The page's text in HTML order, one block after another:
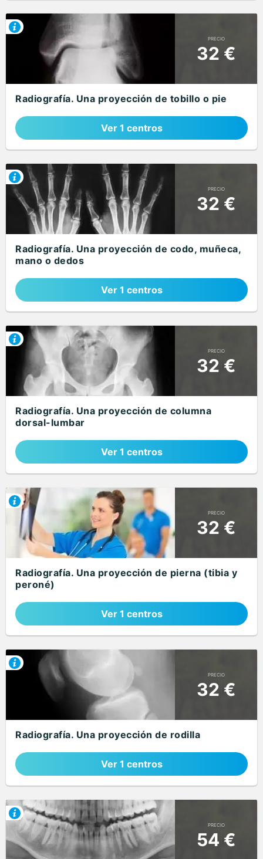
PRECIO
32 €
Radiografía. Una proyección de tobillo o pie
Ver 1 centros
PRECIO
32 €
Radiografía. Una proyección de codo, muñeca,
mano o dedos
Ver 1 centros
PRECIO
32 €
Radiografía. Una proyección de columna
dorsal-lumbar
Ver 1 centros
PRECIO
32 €
Radiografía. Una proyección de pierna (tibia y
peroné)
Ver 1 centros
PRECIO
32 €
Radiografía. Una proyección de rodilla
Ver 1 centros
PRECIO
54 €